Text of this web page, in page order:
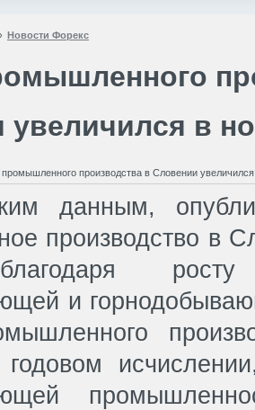
Новости Форекс
увеличился в
данным,
производство в
и